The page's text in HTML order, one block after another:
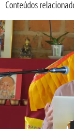
Conteúdos